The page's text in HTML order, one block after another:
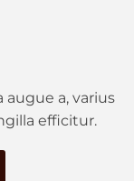
a, varius
efficitur.